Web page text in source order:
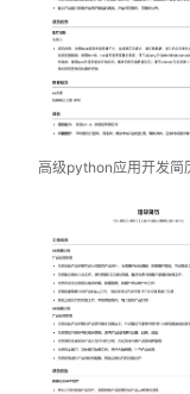
高级python应用开发简